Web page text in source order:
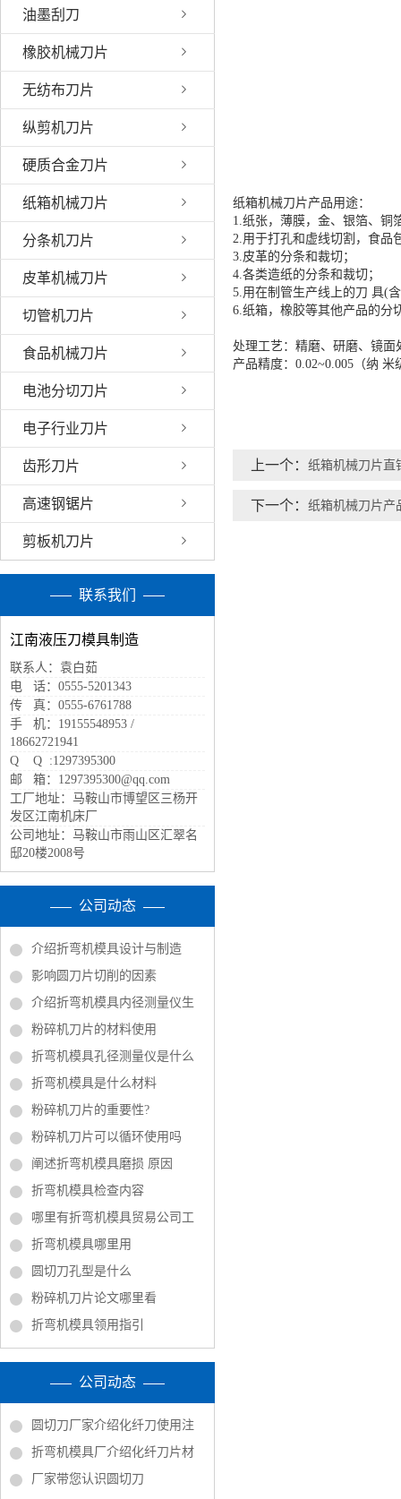
油墨刮刀
橡胶机械刀片
无纺布刀片
纵剪机刀片
硬质合金刀片
纸箱机械刀片
分条机刀片
皮革机械刀片
切管机刀片
食品机械刀片
电池分切刀片
电子行业刀片
齿形刀片
高速钢锯片
剪板机刀片
联系我们
江南液压刀模具制造
联系人：袁白茹
电 话：0555-5201343
传 真：0555-6761788
手 机：19155548953 /
18662721941
Q Q :1297395300
邮 箱：1297395300@qq.com
工厂地址：马鞍山市博望区三杨开
发区江南机床厂
公司地址：马鞍山市雨山区汇翠名
邸20楼2008号
公司动态
介绍折弯机模具设计与制造
影响圆刀片切削的因素
介绍折弯机模具内径测量仪生
粉碎机刀片的材料使用
折弯机模具孔径测量仪是什么
折弯机模具是什么材料
粉碎机刀片的重要性?
粉碎机刀片可以循环使用吗
阐述折弯机模具磨损 原因
折弯机模具检查内容
哪里有折弯机模具贸易公司工
折弯机模具哪里用
圆切刀孔型是什么
粉碎机刀片论文哪里看
折弯机模具领用指引
公司动态
圆切刀厂家介绍化纤刀使用注
折弯机模具厂介绍化纤刀片材
厂家带您认识圆切刀
纸箱机械刀片产品用途：
1.纸张，薄膜，金、银箔、铜
2.用于打孔和虚线切割，食品
3.皮革的分条和裁切；
4.各类造纸的分条和裁切；
5.用在制管生产线上的刀 具(
6.纸箱，橡胶等其他产品的分
处理工艺：精磨、研磨、镜面
产品精度：0.02~0.005（纳 米
上一个： 纸箱机械刀片直
下一个： 纸箱机械刀片产